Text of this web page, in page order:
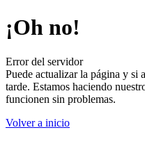
¡Oh no!
Error del servidor
Puede actualizar la página y si
tarde. Estamos haciendo
funcionen sin problemas.
Volver a inicio